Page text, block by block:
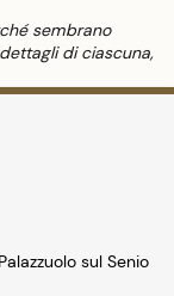
sembrano
di ciascuna,
sul Senio